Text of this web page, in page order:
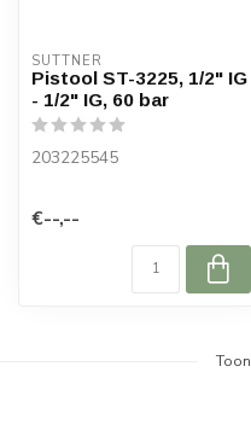
SUTTNER
Pistool ST-3225, 1/2" IG
- 1/2" IG, 60 bar
203225545
€--,--
Toon